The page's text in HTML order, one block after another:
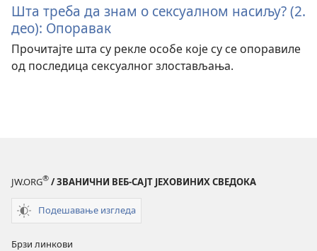
Шта треба да знам о сексуалном насиљу? (2.
део): Опоравак
Прочитајте шта су рекле особе које су се опоравиле
од последица сексуалног злостављања.
JW.ORG® / ЗВАНИЧНИ ВЕБ-САЈТ ЈЕХОВИНИХ СВЕДОКА
Подешавање изгледа
Брзи линкови